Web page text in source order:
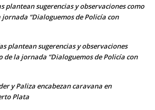
plantean sugerencias y observaciones como
“Dialoguemos de Policía con
plantean sugerencias y observaciones
de la jornada “Dialoguemos de Policía con
y Paliza encabezan caravana en
Plata